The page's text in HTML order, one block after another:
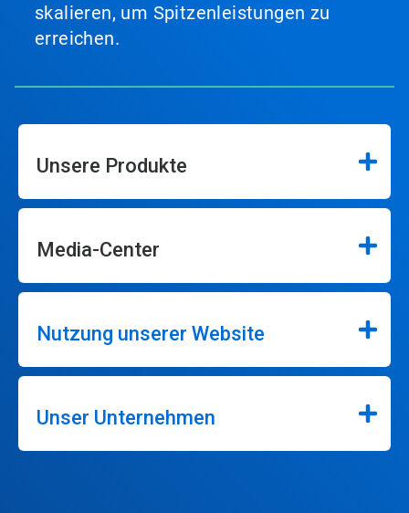
skalieren, um Spitzenleistungen zu
erreichen.
Unsere Produkte
Media-Center
Nutzung unserer Website
Unser Unternehmen